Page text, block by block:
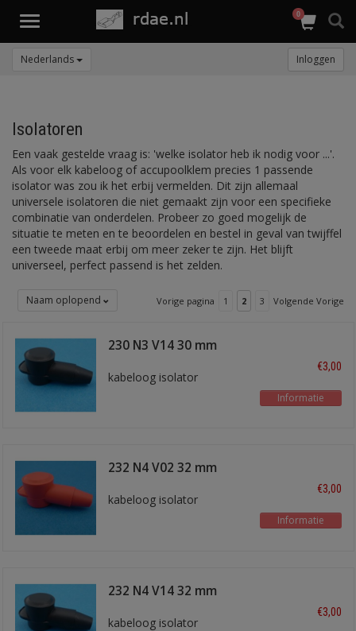
Toggle
0
Nederlands Inloggen
Isolatoren
Een vaak gestelde vraag is: 'welke isolator heb ik nodig voor ...'.
Als voor elk kabeloog of accupoolklem precies 1 passende
isolator was zou ik het erbij vermelden. Dit zijn allemaal
universele isolatoren die niet gemaakt zijn voor een specifieke
combinatie van onderdelen. Probeer zo goed mogelijk de
situatie te meten en te beoordelen en bestel in geval van twijffel
een tweede maat erbij om meer zeker te zijn. Het blijft
universeel, perfect passend is het zelden.
Naam oplopend Vorige pagina 1 2 3 Volgende Vorige
230 N3 V14 30 mm
kabeloog isolator
€3,00
Informatie
232 N4 V02 32 mm
kabeloog isolator
€3,00
Informatie
232 N4 V14 32 mm
kabeloog isolator
€3,00